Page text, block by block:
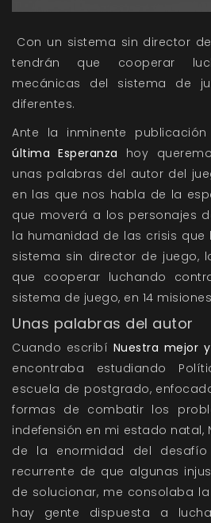
Con un sistema sin director
tendrán que cooperar
mecánicas del sistema de
diferentes.
Ante la inminente
última Esperanza hoy
unas palabras del autor del
en las que nos habla de la
que moverá a los personajes
la humanidad de las crisis que
sistema sin director de juego,
que cooperar luchando
sistema de juego, en 14
Unas palabras del autor
Cuando escribí Nuestra mejor
encontraba estudiando
escuela de postgrado,
formas de combatir los
indefensión en mi estado natal,
de la enormidad del
recurrente de que algunas
de solucionar, me consolaba
hay gente dispuesta a